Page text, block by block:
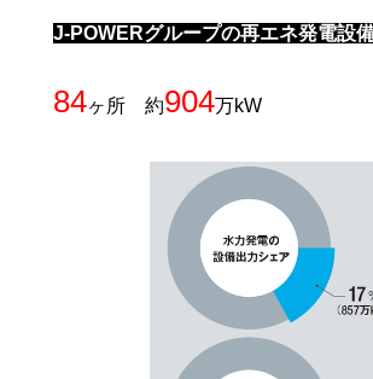
J-POWERグループの再エネ発電設備
84ヶ所 約904万kW